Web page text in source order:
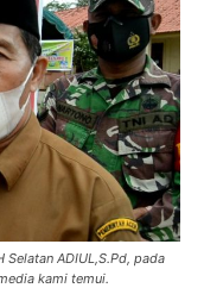
Selatan ADIUL,S.Pd, pada
kami temui.